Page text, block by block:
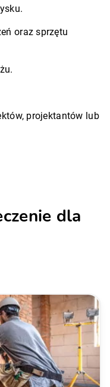
oraz sprzętu
projektantów lub
dla